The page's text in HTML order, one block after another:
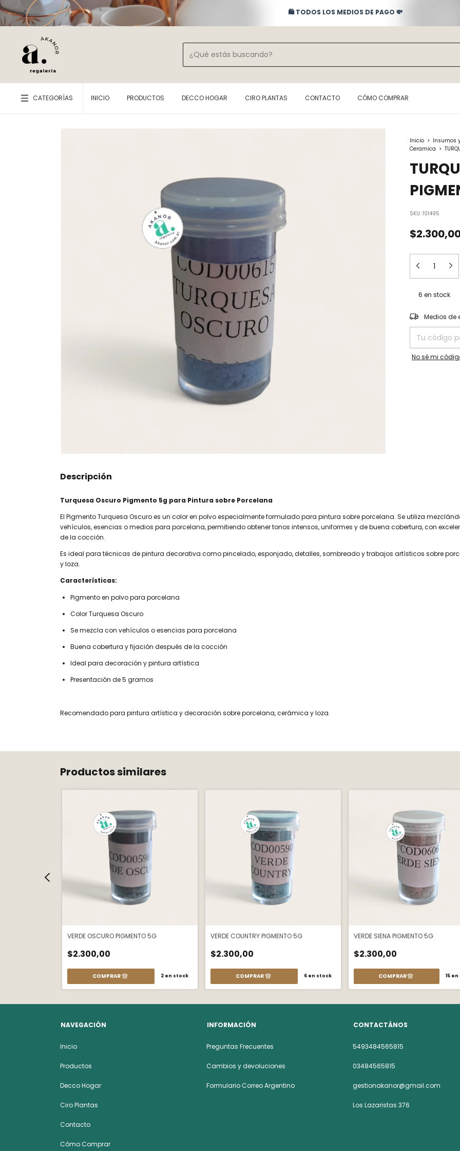
🛍️ TODOS LOS MEDIOS DE PAGO 💸
CATEGORÍAS INICIO PRODUCTOS DECCO HOGAR CIRO PLANTAS CONTACTO CÓMO COMPRAR
Inicio > Insumos
Ceramica >
SKU: 101495
6 en stock
Entregas para
Medios de
No sé mi
Descripción
Turquesa Oscuro Pigmento 5g para Pintura sobre Porcelana
El Pigmento Turquesa Oscuro es un color en polvo especialmente formulado para pintura sobre porcelana. Se utiliza
vehículos, esencias o medios para porcelana, permitiendo obtener tonos intensos, uniformes y de buena cobertura, con
de la cocción.
Es ideal para técnicas de pintura decorativa como pincelado, esponjado, detalles, sombreado y trabajos artísticos sobre
y loza.
Características:
Pigmento en polvo para porcelana
Color Turquesa Oscuro
Se mezcla con vehículos o esencias para porcelana
Buena cobertura y fijación después de la cocción
Ideal para decoración y pintura artística
Presentación de 5 gramos
Recomendado para pintura artística y decoración sobre porcelana, cerámica y loza.
Productos similares
VERDE OSCURO PIGMENTO 5G
$2.300,00
2en stock
VERDE COUNTRY PIGMENTO 5G
$2.300,00
6en stock
VERDE SIENA PIGMENTO 5G
$2.300,00
15en
NAVEGACIÓN
Inicio
Productos
Decco Hogar
Ciro Plantas
Contacto
Cómo Comprar
INFORMACIÓN
Preguntas Frecuentes
Cambios y devoluciones
Formulario Correo Argentino
CONTACTÁNOS
5493484565815
03484565815
gestionakanor@gmail.com
Los Lazaristas 376